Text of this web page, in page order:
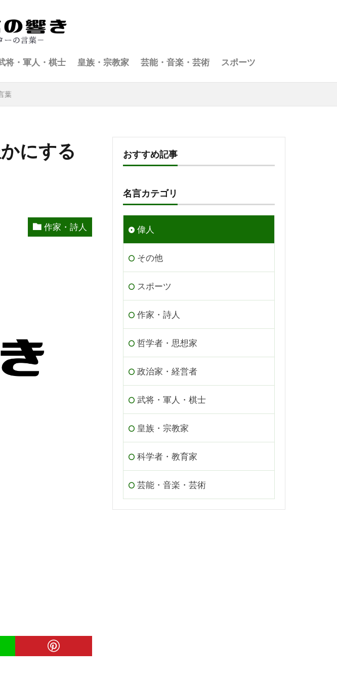
将・軍人・棋士 皇族・宗教家 芸能・音楽・芸術 スポーツ
葉
にする
作家・詩人
おすすめ記事
名言カテゴリ
偉人
その他
スポーツ
作家・詩人
哲学者・思想家
政治家・経営者
武将・軍人・棋士
皇族・宗教家
科学者・教育家
芸能・音楽・芸術